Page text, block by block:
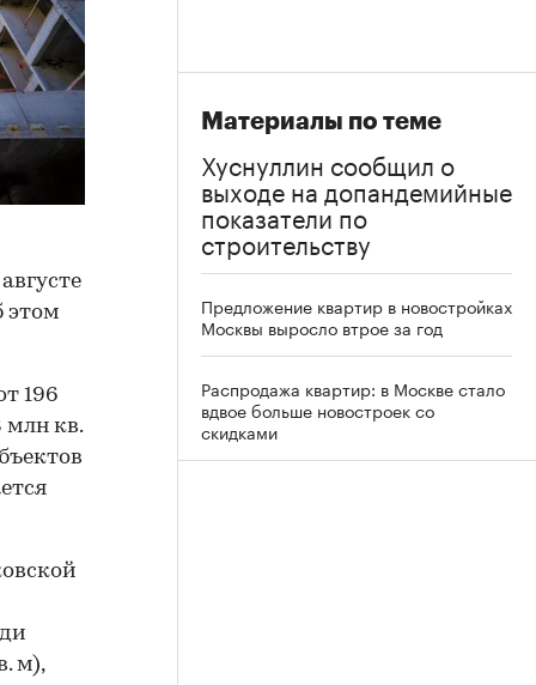
этом
196
млн кв.
м),
Материалы по теме
Хуснуллин сообщил о
выходе на допандемийные
показатели по
строительству
Предложение квартир в новостройках
Москвы выросло втрое за год
Распродажа квартир: в Москве стало
вдвое больше новостроек со
скидками